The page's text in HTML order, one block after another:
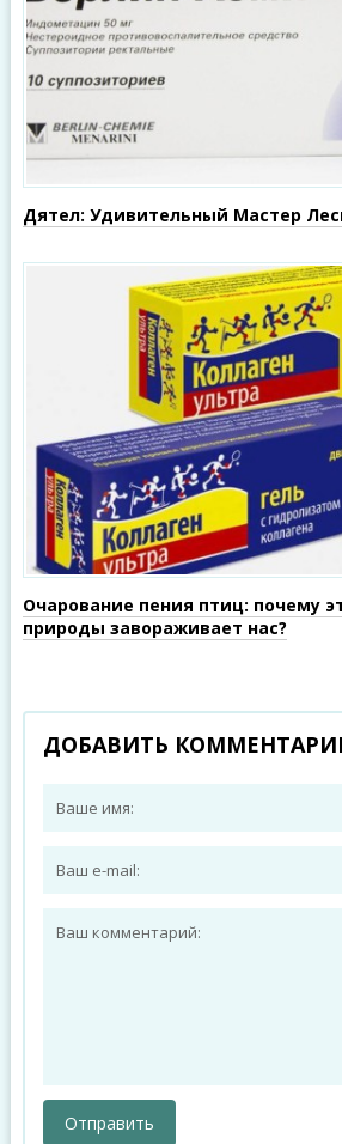
Дятел: Удивительный Мастер
Очарование пения птиц: почему
природы завораживает нас?
ДОБАВИТЬ